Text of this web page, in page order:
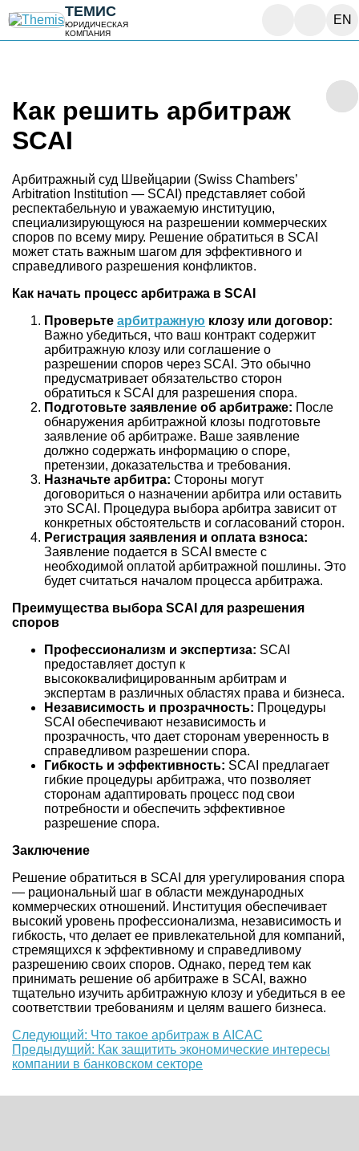
ТЕМИС
ЮРИДИЧЕСКАЯ
КОМПАНИЯ
EN
Как решить арбитраж
SCAI
Арбитражный суд Швейцарии (Swiss Chambers’
Arbitration Institution — SCAI) представляет собой
респектабельную и уважаемую институцию,
специализирующуюся на разрешении коммерческих
споров по всему миру. Решение обратиться в SCAI
может стать важным шагом для эффективного и
справедливого разрешения конфликтов.
Как начать процесс арбитража в SCAI
Проверьте арбитражную клозу или договор:
Важно убедиться, что ваш контракт содержит
арбитражную клозу или соглашение о
разрешении споров через SCAI. Это обычно
предусматривает обязательство сторон
обратиться к SCAI для разрешения спора.
Подготовьте заявление об арбитраже: После
обнаружения арбитражной клозы подготовьте
заявление об арбитраже. Ваше заявление
должно содержать информацию о споре,
претензии, доказательства и требования.
Назначьте арбитра: Стороны могут
договориться о назначении арбитра или оставить
это SCAI. Процедура выбора арбитра зависит от
конкретных обстоятельств и согласований сторон.
Регистрация заявления и оплата взноса:
Заявление подается в SCAI вместе с
необходимой оплатой арбитражной пошлины. Это
будет считаться началом процесса арбитража.
Преимущества выбора SCAI для разрешения
споров
Профессионализм и экспертиза: SCAI
предоставляет доступ к
высококвалифицированным арбитрам и
экспертам в различных областях права и бизнеса.
Независимость и прозрачность: Процедуры
SCAI обеспечивают независимость и
прозрачность, что дает сторонам уверенность в
справедливом разрешении спора.
Гибкость и эффективность: SCAI предлагает
гибкие процедуры арбитража, что позволяет
сторонам адаптировать процесс под свои
потребности и обеспечить эффективное
разрешение спора.
Заключение
Решение обратиться в SCAI для урегулирования спора
— рациональный шаг в области международных
коммерческих отношений. Институция обеспечивает
высокий уровень профессионализма, независимость и
гибкость, что делает ее привлекательной для компаний,
стремящихся к эффективному и справедливому
разрешению своих споров. Однако, перед тем как
принимать решение об арбитраже в SCAI, важно
тщательно изучить арбитражную клозу и убедиться в ее
соответствии требованиям и целям вашего бизнеса.
Еще
почитать
Следующий: Что такое арбитраж в AICAC
Предыдущий: Как защитить экономические интересы
компании в банковском секторе